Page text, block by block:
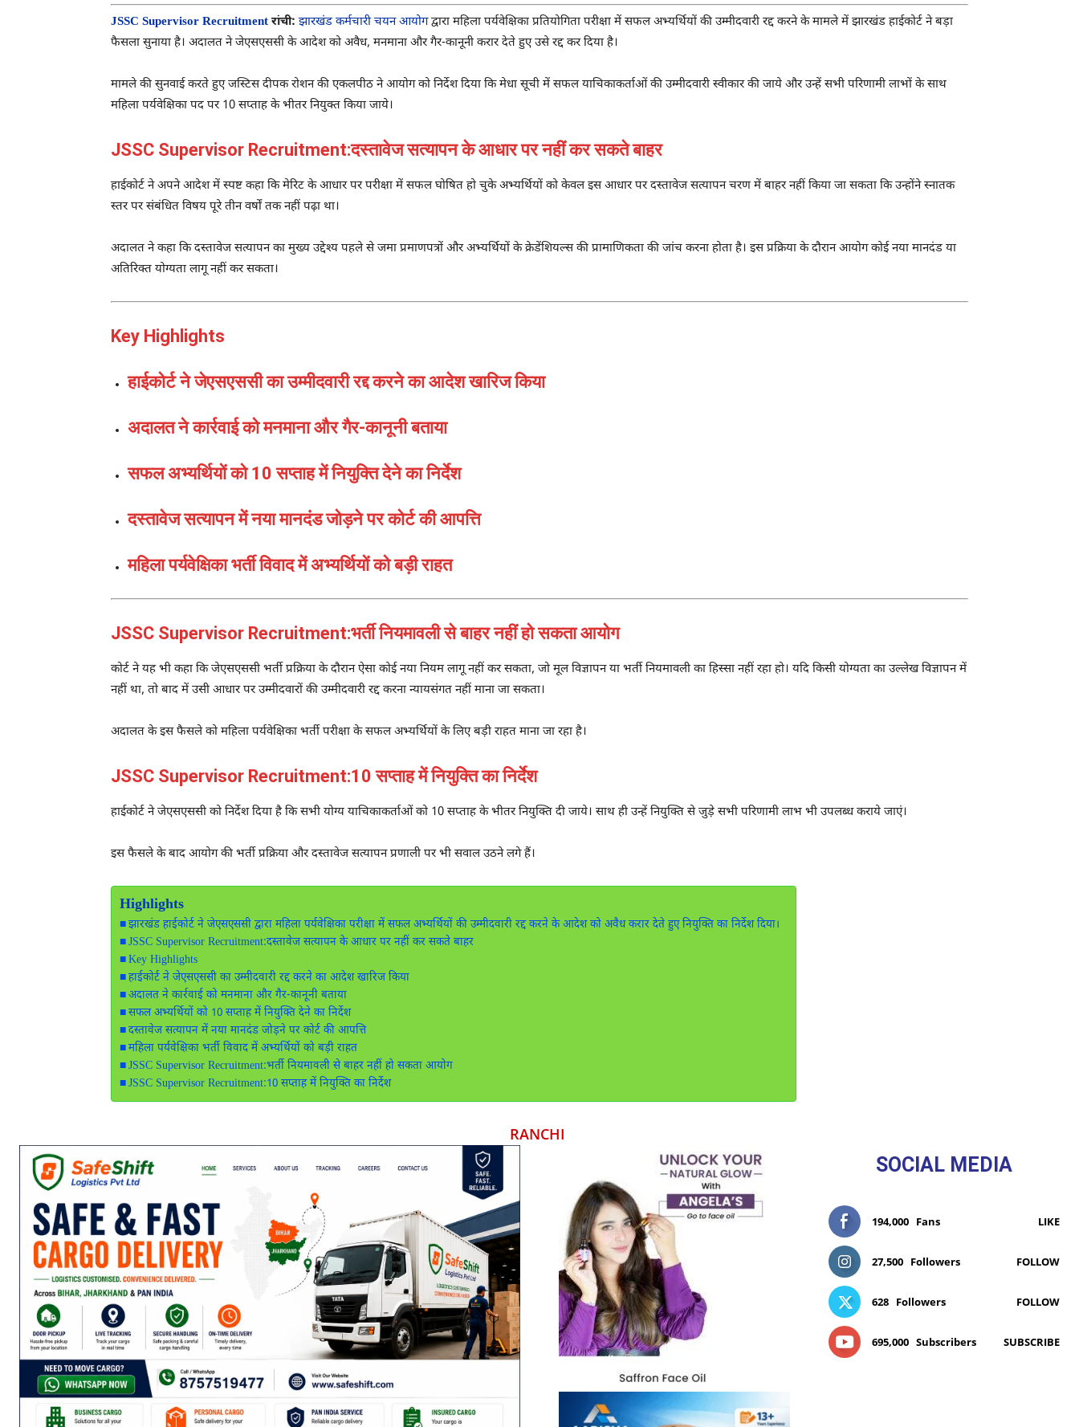
JSSC Supervisor Recruitment रांची: झारखंड कर्मचारी चयन आयोगद्वारा महिला पर्यवेक्षिका प्रतियोगिता परीक्षा में सफल अभ्यर्थियों की उम्मीदवारी रद्द करने के मामले में झारखंड हाईकोर्ट ने बड़ा
फैसला सुनाया है। अदालत ने जेएसएससी के आदेश को अवैध, मनमाना और गैर-कानूनी करार देते हुए उसे रद्द कर दिया है।
मामले की सुनवाई करते हुए जस्टिस दीपक रोशन की एकलपीठ ने आयोग को निर्देश दिया कि मेधा सूची में सफल याचिकाकर्ताओं की उम्मीदवारी स्वीकार की जाये और उन्हें सभी परिणामी लाभों के साथ
महिला पर्यवेक्षिका पद पर 10 सप्ताह के भीतर नियुक्त किया जाये।
JSSC Supervisor Recruitment:दस्तावेज सत्यापन के आधार पर नहीं कर सकते बाहर
हाईकोर्ट ने अपने आदेश में स्पष्ट कहा कि मेरिट के आधार पर परीक्षा में सफल घोषित हो चुके अभ्यर्थियों को केवल इस आधार पर दस्तावेज सत्यापन चरण में बाहर नहीं किया जा सकता कि उन्होंने स्नातक
स्तर पर संबंधित विषय पूरे तीन वर्षों तक नहीं पढ़ा था।
अदालत ने कहा कि दस्तावेज सत्यापन का मुख्य उद्देश्य पहले से जमा प्रमाणपत्रों और अभ्यर्थियों के क्रेडेंशियल्स की प्रामाणिकता की जांच करना होता है। इस प्रक्रिया के दौरान आयोग कोई नया मानदंड या
अतिरिक्त योग्यता लागू नहीं कर सकता।
Key Highlights
हाईकोर्ट ने जेएसएससी का उम्मीदवारी रद्द करने का आदेश खारिज किया
अदालत ने कार्रवाई को मनमाना और गैर-कानूनी बताया
सफल अभ्यर्थियों को 10 सप्ताह में नियुक्ति देने का निर्देश
दस्तावेज सत्यापन में नया मानदंड जोड़ने पर कोर्ट की आपत्ति
महिला पर्यवेक्षिका भर्ती विवाद में अभ्यर्थियों को बड़ी राहत
JSSC Supervisor Recruitment:भर्ती नियमावली से बाहर नहीं हो सकता आयोग
कोर्ट ने यह भी कहा कि जेएसएससी भर्ती प्रक्रिया के दौरान ऐसा कोई नया नियम लागू नहीं कर सकता, जो मूल विज्ञापन या भर्ती नियमावली का हिस्सा नहीं रहा हो। यदि किसी योग्यता का उल्लेख विज्ञापन में
नहीं था, तो बाद में उसी आधार पर उम्मीदवारों की उम्मीदवारी रद्द करना न्यायसंगत नहीं माना जा सकता।
अदालत के इस फैसले को महिला पर्यवेक्षिका भर्ती परीक्षा के सफल अभ्यर्थियों के लिए बड़ी राहत माना जा रहा है।
JSSC Supervisor Recruitment:10 सप्ताह में नियुक्ति का निर्देश
हाईकोर्ट ने जेएसएससी को निर्देश दिया है कि सभी योग्य याचिकाकर्ताओं को 10 सप्ताह के भीतर नियुक्ति दी जाये। साथ ही उन्हें नियुक्ति से जुड़े सभी परिणामी लाभ भी उपलब्ध कराये जाएं।
इस फैसले के बाद आयोग की भर्ती प्रक्रिया और दस्तावेज सत्यापन प्रणाली पर भी सवाल उठने लगे हैं।
Highlights
झारखंड हाईकोर्ट ने जेएसएससी द्वारा महिला पर्यवेक्षिका परीक्षा में सफल अभ्यर्थियों की उम्मीदवारी रद्द करने के आदेश को अवैध करार देते हुए नियुक्ति का निर्देश दिया।
JSSC Supervisor Recruitment:दस्तावेज सत्यापन के आधार पर नहीं कर सकते बाहर
Key Highlights
हाईकोर्ट ने जेएसएससी का उम्मीदवारी रद्द करने का आदेश खारिज किया
अदालत ने कार्रवाई को मनमाना और गैर-कानूनी बताया
सफल अभ्यर्थियों को 10 सप्ताह में नियुक्ति देने का निर्देश
दस्तावेज सत्यापन में नया मानदंड जोड़ने पर कोर्ट की आपत्ति
महिला पर्यवेक्षिका भर्ती विवाद में अभ्यर्थियों को बड़ी राहत
JSSC Supervisor Recruitment:भर्ती नियमावली से बाहर नहीं हो सकता आयोग
JSSC Supervisor Recruitment:10 सप्ताह में नियुक्ति का निर्देश
RANCHI
SOCIAL MEDIA
194,000 Fans LIKE
27,500 Followers FOLLOW
628 Followers FOLLOW
695,000 Subscribers SUBSCRIBE